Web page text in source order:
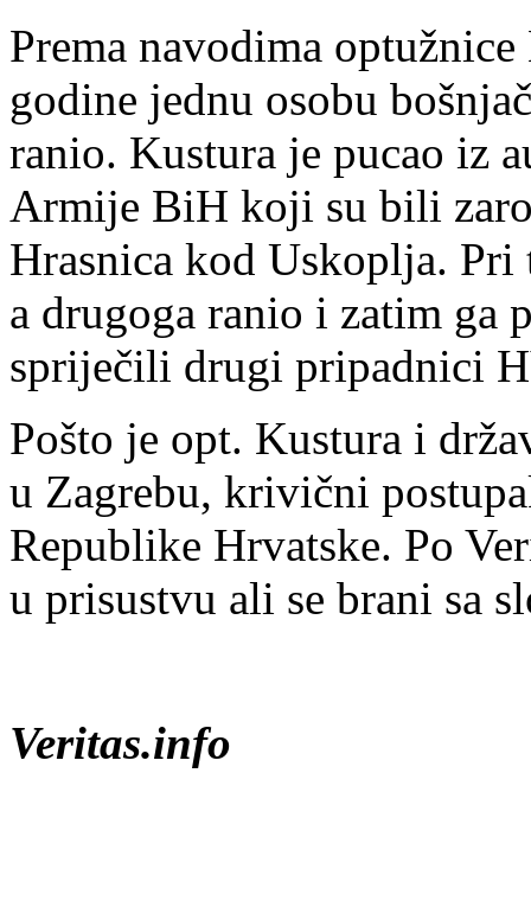
Prema navodima
godine jednu osobu
ranio. Kustura je pucao iz
Armije BiH koji su bili
Hrasnica kod Uskoplja.
a drugoga ranio i zatim ga
spriječili drugi pripadnici
Pošto je opt. Kustura i
u Zagrebu, krivični
Republike Hrvatske. Po
u prisustvu ali se brani sa
Veritas.info